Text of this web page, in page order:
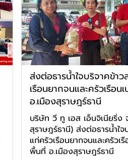
ส่งต่อธารน้ำใจบริจาคข้าว
เรือนยากจนและครัวเรือน
อ.เมืองสุราษฎร์ธานี
บริษัท วี ทู เอส เอ็นจิเนียริ่ง
สุราษฎร์ธานี) ส่งต่อธารน้ำใจ
แก่ครัวเรือนยากจนและครัวเรื
พื้นที่ อ.เมืองสุราษฎร์ธานี